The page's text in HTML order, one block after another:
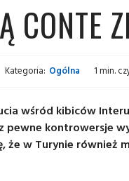
CONTE
Kategoria: Ogólna 1 min.
wśród kibiców
kontrowersje
że w Turynie również